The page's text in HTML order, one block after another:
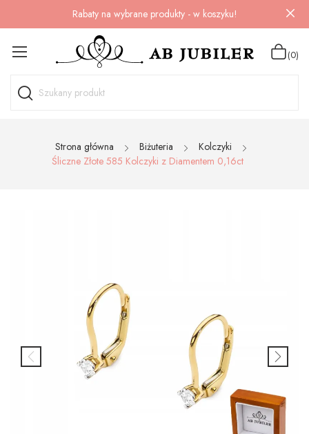
Rabaty na wybrane produkty - w koszyku!
(0)
Strona główna Biżuteria
Kolczyki
Śliczne Złote 585 Kolczyki z Diamentem 0,16ct